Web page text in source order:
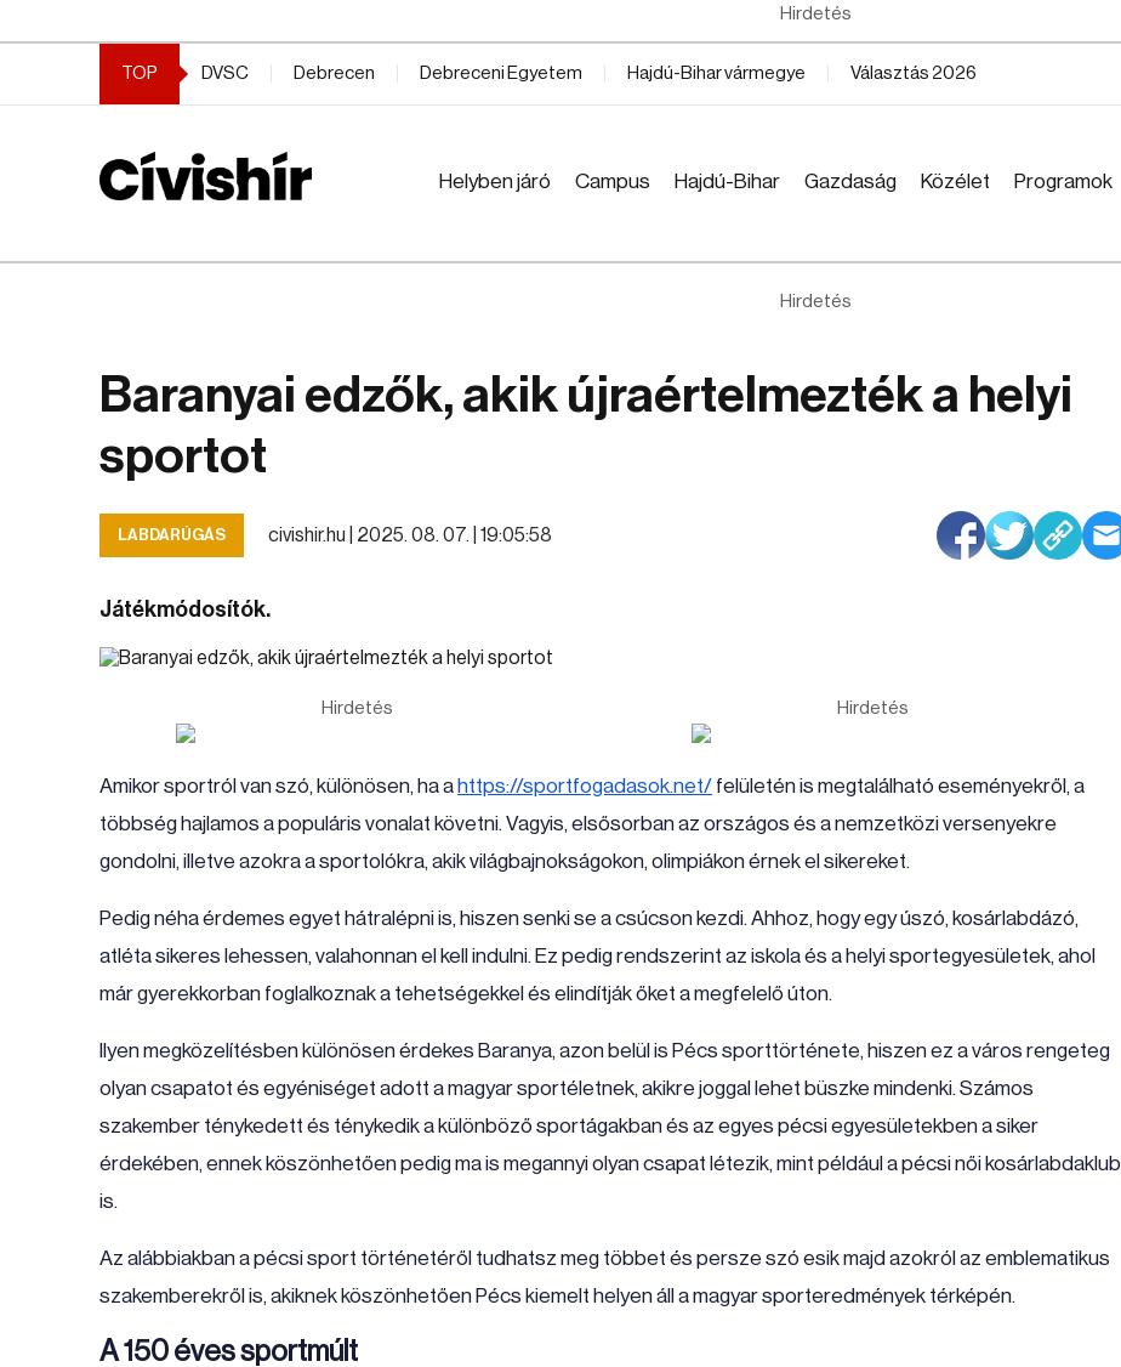
Hirdetés
TOP DVSC Debrecen Debreceni Egyetem Hajdú-Bihar vármegye Választás 2026
Helyben járó Campus Hajdú-Bihar Gazdaság Közélet Programok
Hirdetés
Baranyai edzők, akik újraértelmezték a helyi
sportot
LABDARÚGÁS civishir.hu | 2025. 08. 07. | 19:05:58
Játékmódosítók.
Hirdetés Hirdetés
Amikor sportról van szó, különösen, ha a https://sportfogadasok.net/ felületén is megtalálható eseményekről, a
többség hajlamos a populáris vonalat követni. Vagyis, elsősorban az országos és a nemzetközi versenyekre
gondolni, illetve azokra a sportolókra, akik világbajnokságokon, olimpiákon érnek el sikereket.
Pedig néha érdemes egyet hátralépni is, hiszen senki se a csúcson kezdi. Ahhoz, hogy egy úszó, kosárlabdázó,
atléta sikeres lehessen, valahonnan el kell indulni. Ez pedig rendszerint az iskola és a helyi sportegyesületek, ahol
már gyerekkorban foglalkoznak a tehetségekkel és elindítják őket a megfelelő úton.
Ilyen megközelítésben különösen érdekes Baranya, azon belül is Pécs sporttörténete, hiszen ez a város rengeteg
olyan csapatot és egyéniséget adott a magyar sportéletnek, akikre joggal lehet büszke mindenki. Számos
szakember ténykedett és ténykedik a különböző sportágakban és az egyes pécsi egyesületekben a siker
érdekében, ennek köszönhetően pedig ma is megannyi olyan csapat létezik, mint például a pécsi női kosárlabdaklub
is.
Az alábbiakban a pécsi sport történetéről tudhatsz meg többet és persze szó esik majd azokról az emblematikus
szakemberekről is, akiknek köszönhetően Pécs kiemelt helyen áll a magyar sporteredmények térképén.
A 150 éves sportmúlt